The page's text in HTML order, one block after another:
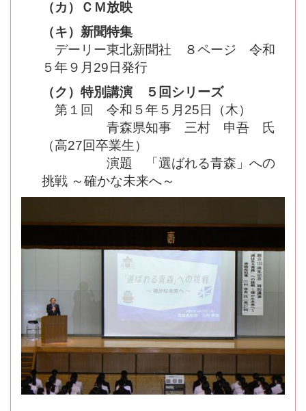
（カ）ＣＭ放映
（キ）新聞特集
デーリー東北新聞社 ８ページ 令和
５年９月29日発行
（ク）特別講演 ５回シリーズ
第１回 令和５年５月25日（木）
青森県知事 三村 申吾 氏
（高27回卒業生）
演題 「選ばれる青森」への
挑戦 ～確かな未来へ～